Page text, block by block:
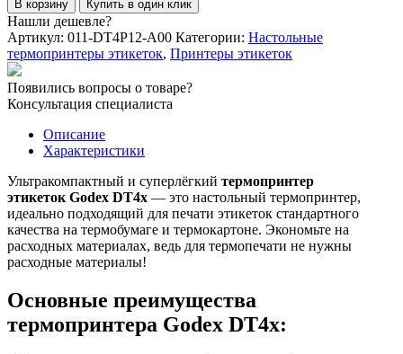
Принтер
этикеток
Godex
DT4x
(DT,
203dpi,
108мм,
USB/RS232/Ethernet/USB
В корзину Купить в один клик
Нашли дешевле?
Артикул: 011-DT4P12-A00 Категории: Настольные
термопринтеры этикеток, Принтеры этикеток
Появились вопросы о товаре?
Консультация специалиста
Описание
Характеристики
Ультракомпактный и суперлёгкий термопринтер
этикеток Godex DT4x — это настольный термопринтер,
идеально подходящий для печати этикеток стандартного
качества на термобумаге и термокартоне. Экономьте на
расходных материалах, ведь для термопечати не нужны
расходные материалы!
Основные преимущества
термопринтера Godex DT4x: